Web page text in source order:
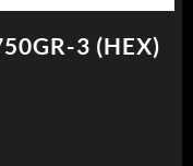
3 (HEX)